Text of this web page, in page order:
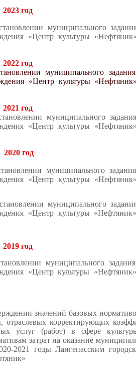
2023 год
муниципального
«Центр культуры
2022год
муниципального
«Центр культуры
2021 год
муниципального
«Центр культуры
2020 год
муниципального
«Центр культуры
муниципального
«Центр культуры
2019 год
муниципального
«Центр культуры
значений базовых
отраслевых корректирующих
услуг (работ) в сфере
затрат на оказание
2021
годы Лангепасским